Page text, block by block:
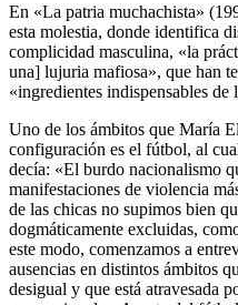
En «La patria muchachista»
esta molestia, donde identifica
complicidad masculina, «la
una] lujuria mafiosa», que han
«ingredientes indispensables de
Uno de los ámbitos que María
configuración es el fútbol, al
decía: «El burdo nacionalismo
manifestaciones de violencia
de las chicas no supimos bien
dogmáticamente excluidas,
este modo, comenzamos a
ausencias en distintos ámbitos
desigual y que está atravesada